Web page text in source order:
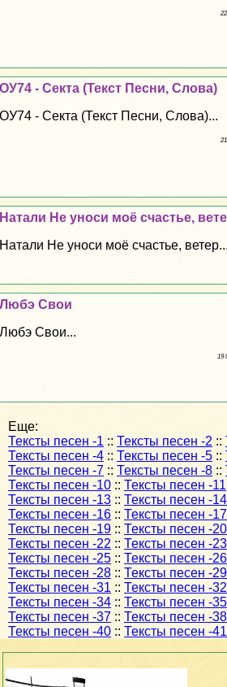
ОУ74 - Секта (Текст Песни, Слова)
ОУ74 - Секта (Текст Песни, Слова)...
Натали Не уноси моё счастье,
Натали Не уноси моё счастье, ветер...
Любэ Свои
Любэ Свои...
19
Еще:
Тексты песен -1 :: Тексты песен -2 ::
Тексты песен -4 :: Тексты песен -5 ::
Тексты песен -7 :: Тексты песен -8 ::
Тексты песен -10 :: Тексты песен -11
Тексты песен -13 :: Тексты песен -14
Тексты песен -16 :: Тексты песен -17
Тексты песен -19 :: Тексты песен -20
Тексты песен -22 :: Тексты песен -23
Тексты песен -25 :: Тексты песен -26
Тексты песен -28 :: Тексты песен -29
Тексты песен -31 :: Тексты песен -32
Тексты песен -34 :: Тексты песен -35
Тексты песен -37 :: Тексты песен -38
Тексты песен -40 :: Тексты песен -41